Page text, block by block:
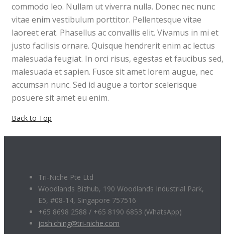
commodo leo. Nullam ut viverra nulla. Donec nec nunc
vitae enim vestibulum porttitor. Pellentesque vitae
laoreet erat. Phasellus ac convallis elit. Vivamus in mi et
justo facilisis ornare. Quisque hendrerit enim ac lectus
malesuada feugiat. In orci risus, egestas et faucibus sed,
malesuada et sapien. Fusce sit amet lorem augue, nec
accumsan nunc. Sed id augue a tortor scelerisque
posuere sit amet eu enim.
Back to Top
Tri-Niche Pte Ltd
Woodlands Bizhub, 190 Woodlands Industrial Park,
E5, #08-14, Singapore 757516
+65 8698 2588 / +65 8190 6853 (WhatsApp)
josh.ching@tri-niche.com